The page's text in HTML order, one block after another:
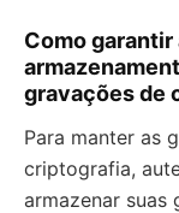
Como garantir
gravações de
Para manter as
criptografia,
armazenar suas